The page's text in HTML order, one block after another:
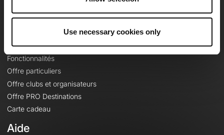
Use necessary cookies only
Le Mag'
Fonds de cartes topographiques
Fonctionnalités
Offre particuliers
Offre clubs et organisateurs
Offre PRO Destinations
Carte cadeau
Aide